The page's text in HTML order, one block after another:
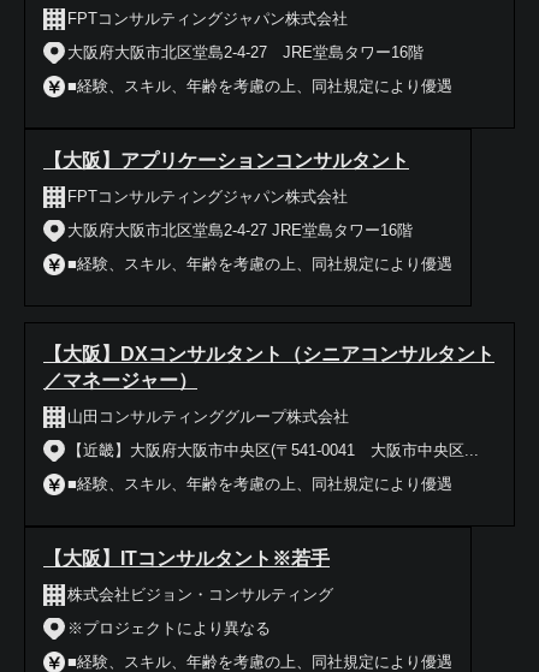
FPTコンサルティングジャパン株式会社
大阪府大阪市北区堂島2-4-27 JRE堂島タワー16階
■経験、スキル、年齢を考慮の上、同社規定により優遇
【大阪】アプリケーションコンサルタント
FPTコンサルティングジャパン株式会社
大阪府大阪市北区堂島2-4-27 JRE堂島タワー16階
■経験、スキル、年齢を考慮の上、同社規定により優遇
【大阪】DXコンサルタント（シニアコンサルタント
／マネージャー）
山田コンサルティンググループ株式会社
【近畿】大阪府大阪市中央区(〒541-0041 大阪市中央区...
■経験、スキル、年齢を考慮の上、同社規定により優遇
【大阪】ITコンサルタント※若手
株式会社ビジョン・コンサルティング
※プロジェクトにより異なる
■経験、スキル、年齢を考慮の上、同社規定により優遇